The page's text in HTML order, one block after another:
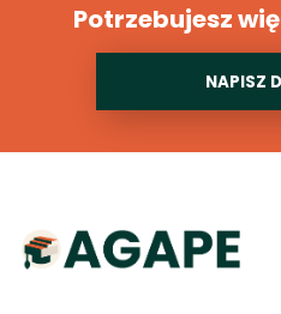
Potrzebujesz
NAPISZ